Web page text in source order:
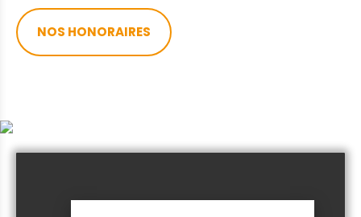
NOS HONORAIRES